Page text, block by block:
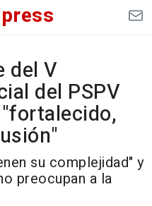
press
del V
del PSPV
su complejidad" y
preocupan a la